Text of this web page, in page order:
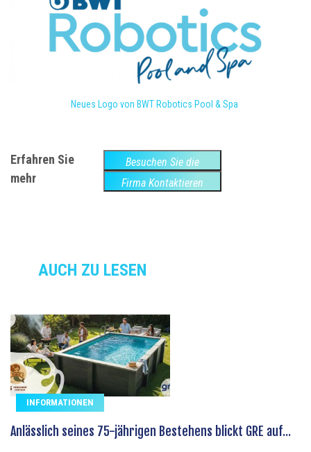
Neues Logo von BWT Robotics Pool & Spa
Erfahren Sie
mehr
Besuchen Sie die
Website
Firma Kontaktieren
AUCH ZU LESEN
INFORMATIONEN
Anlässlich seines 75-jährigen Bestehens blickt GRE auf...